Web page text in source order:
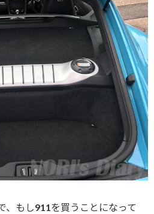
、もし911を買うことになって